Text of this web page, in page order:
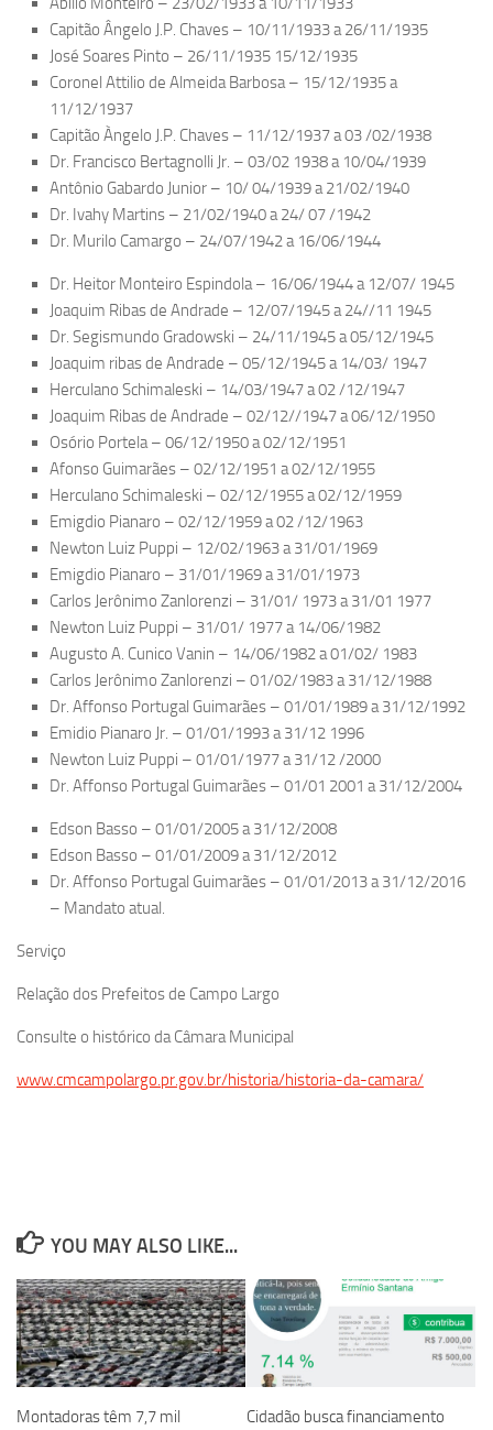
Capitão Ângelo J.P. Chaves – 10/11/1933 a 26/11/1935
José Soares Pinto – 26/11/1935 15/12/1935
Coronel Attilio de Almeida Barbosa – 15/12/1935 a
11/12/1937
Capitão Àngelo J.P. Chaves – 11/12/1937 a 03 /02/1938
Dr. Francisco Bertagnolli Jr. – 03/02 1938 a 10/04/1939
Antônio Gabardo Junior – 10/ 04/1939 a 21/02/1940
Dr. Ivahy Martins – 21/02/1940 a 24/ 07 /1942
Dr. Murilo Camargo – 24/07/1942 a 16/06/1944
Dr. Heitor Monteiro Espindola – 16/06/1944 a 12/07/ 1945
Joaquim Ribas de Andrade – 12/07/1945 a 24//11 1945
Dr. Segismundo Gradowski – 24/11/1945 a 05/12/1945
Joaquim ribas de Andrade – 05/12/1945 a 14/03/ 1947
Herculano Schimaleski – 14/03/1947 a 02 /12/1947
Joaquim Ribas de Andrade – 02/12//1947 a 06/12/1950
Osório Portela – 06/12/1950 a 02/12/1951
Afonso Guimarães – 02/12/1951 a 02/12/1955
Herculano Schimaleski – 02/12/1955 a 02/12/1959
Emigdio Pianaro – 02/12/1959 a 02 /12/1963
Newton Luiz Puppi – 12/02/1963 a 31/01/1969
Emigdio Pianaro – 31/01/1969 a 31/01/1973
Carlos Jerônimo Zanlorenzi – 31/01/ 1973 a 31/01 1977
Newton Luiz Puppi – 31/01/ 1977 a 14/06/1982
Augusto A. Cunico Vanin – 14/06/1982 a 01/02/ 1983
Carlos Jerônimo Zanlorenzi – 01/02/1983 a 31/12/1988
Dr. Affonso Portugal Guimarães – 01/01/1989 a 31/12/1992
Emidio Pianaro Jr. – 01/01/1993 a 31/12 1996
Newton Luiz Puppi – 01/01/1977 a 31/12 /2000
Dr. Affonso Portugal Guimarães – 01/01 2001 a 31/12/2004
Edson Basso – 01/01/2005 a 31/12/2008
Edson Basso – 01/01/2009 a 31/12/2012
Dr. Affonso Portugal Guimarães – 01/01/2013 a 31/12/2016
– Mandato atual.
Serviço
Relação dos Prefeitos de Campo Largo
Consulte o histórico da Câmara Municipal
www.cmcampolargo.pr.gov.br/historia/historia-da-camara/
YOU MAY ALSO LIKE...
Montadoras têm 7,7 mil
Cidadão busca financiamento